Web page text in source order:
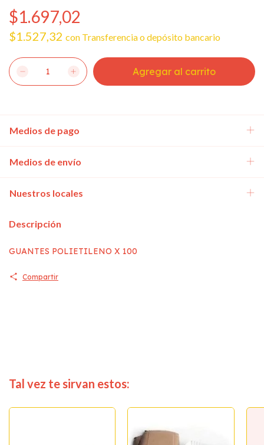
$1.697,02
$1.527,32 con Transferencia o depósito bancario
Medios de pago
Medios de envío
Nuestros locales
Descripción
GUANTES POLIETILENO X 100
Compartir
Tal vez te sirvan estos: